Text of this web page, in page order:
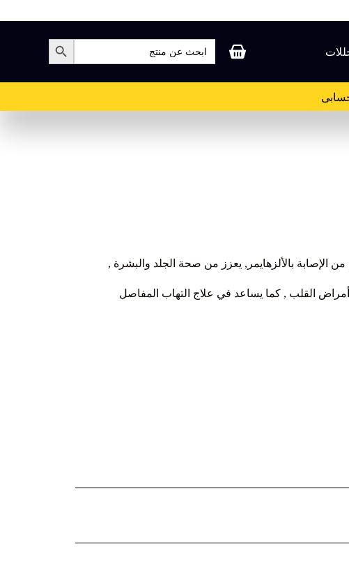
عربة
بحث
عن:
زر البحث
الإصابة بالألزهايمر, يعزز من صحة الجلد والبشرة ,
القلب , كما يساعد في علاج التهاب المفاصل